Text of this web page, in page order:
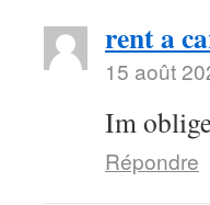
rent a
15 août
Im
Répondre